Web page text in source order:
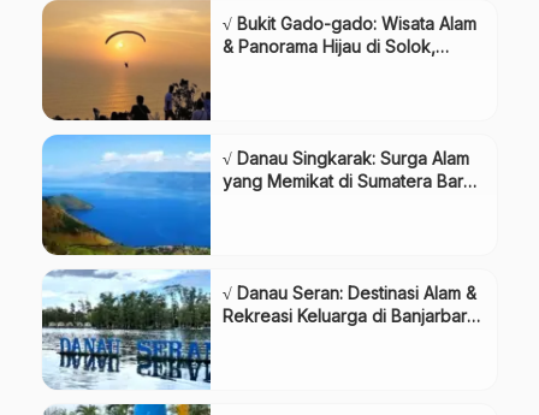
√ Bukit Gado-gado: Wisata Alam
& Panorama Hijau di Solok,
√ Danau Singkarak: Surga Alam
yang Memikat di Sumatera Barat,
√ Danau Seran: Destinasi Alam &
Rekreasi Keluarga di Banjarbaru,